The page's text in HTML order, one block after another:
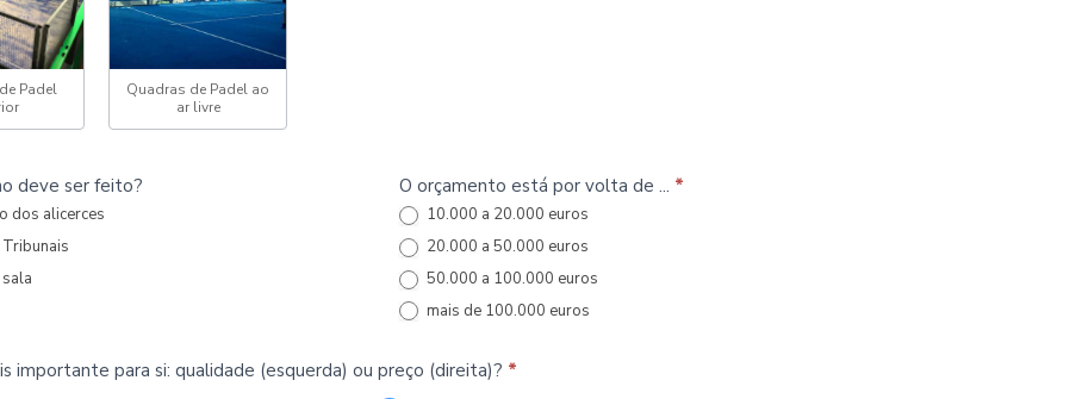
Padel
Quadras de Padel ao
ar livre
deve ser feito?
dos alicerces
O orçamento está por volta de ... *
10.000 a 20.000 euros
20.000 a 50.000 euros
50.000 a 100.000 euros
mais de 100.000 euros
importante para si: qualidade (esquerda) ou preço (direita)? *